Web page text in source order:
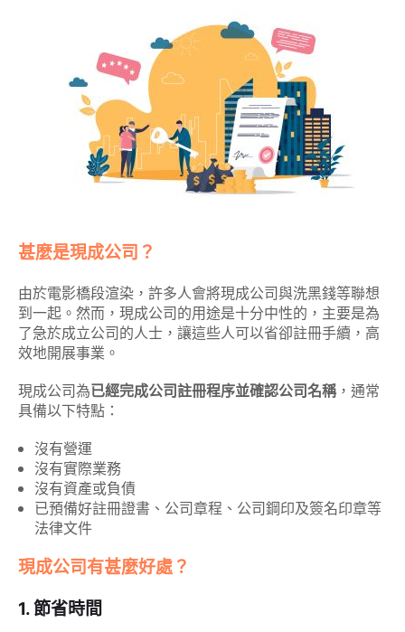
甚麼是現成公司？
由於電影橋段渲染，許多人會將現成公司與洗黑錢等聯想
到一起。然而，現成公司的用途是十分中性的，主要是為
了急於成立公司的人士，讓這些人可以省卻註冊手續，高
效地開展事業。
現成公司為已經完成公司註冊程序並確認公司名稱，通常
具備以下特點：
沒有營運
沒有實際業務
沒有資產或負債
已預備好註冊證書、公司章程、公司鋼印及簽名印章等
法律文件
現成公司有甚麼好處？
1. 節省時間